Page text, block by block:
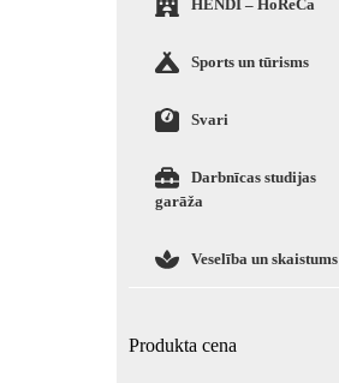
HENDI – HoReCa
Sports un tūrisms
Svari
Darbnīcas studijas
garāža
Veselība un skaistums
Produkta cena